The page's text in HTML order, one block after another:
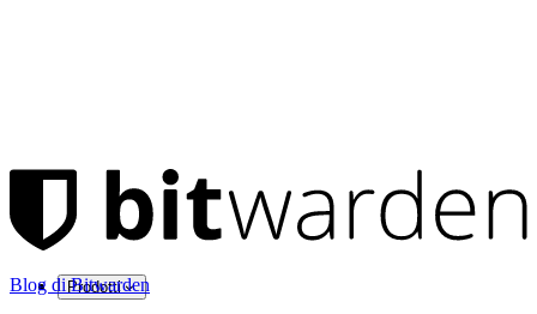
Prodotti
Blog di Bitwarden